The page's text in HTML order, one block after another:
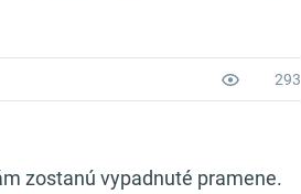
293
zostanú vypadnuté pramene.